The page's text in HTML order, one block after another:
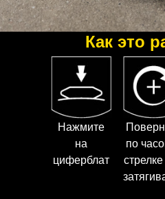
Как это
Нажмите
на
циферблат
по